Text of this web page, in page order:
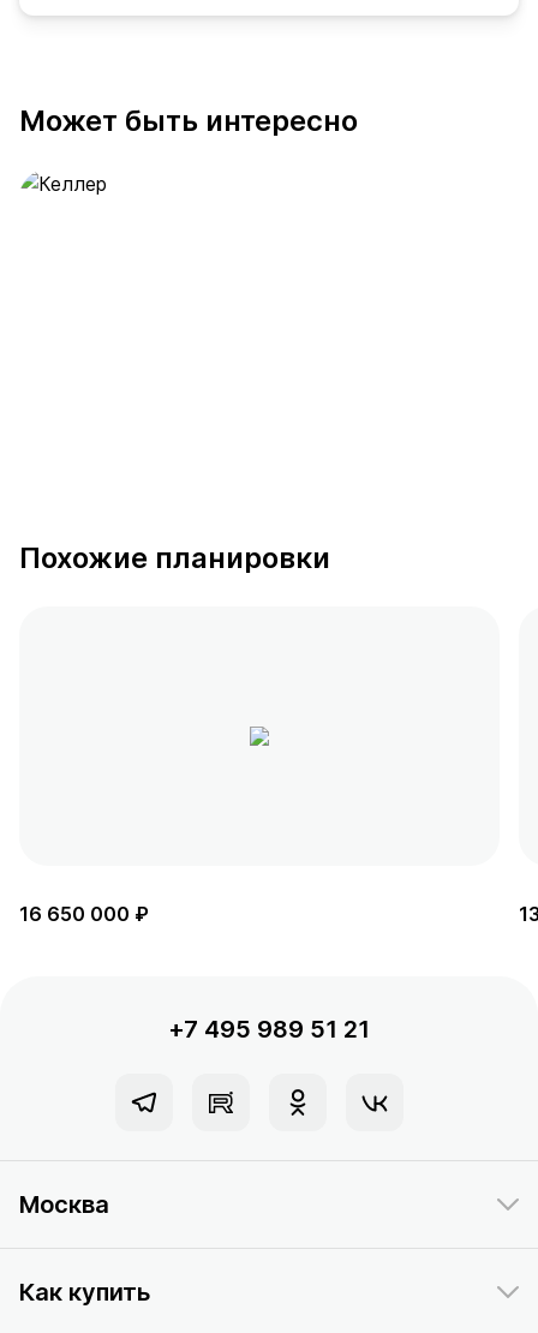
Может быть интересно
Похожие планировки
16 650 000 ₽
+7 495 989 51 21
Москва
Как купить